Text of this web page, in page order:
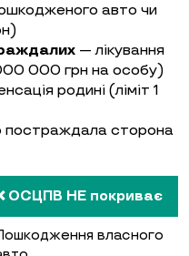
авто чи
— лікування
000 000 грн на особу)
родині (ліміт 1
постраждала сторона
ОСЦПВ НЕ покриває
власного